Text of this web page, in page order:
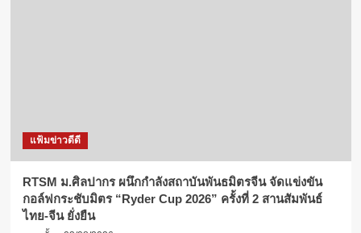
แฟ้มข่าวดีดี
RTSM ม.ศิลปากร ผนึกกำลังสถาบันพันธมิตรจีน จัดแข่งขัน
กอล์ฟกระชับมิตร “Ryder Cup 2026” ครั้งที่ 2 สานสัมพันธ์
ไทย-จีน ยั่งยืน